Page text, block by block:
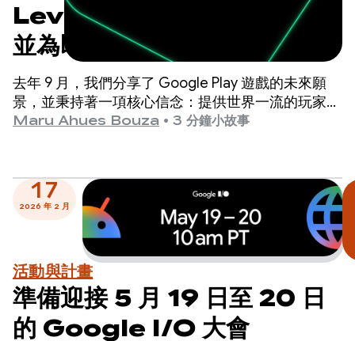
Level Up：測試 Sidekick
並為即將到來的計畫里程碑做
好準備
去年 9 月，我們分享了 Google Play 遊戲的未來願
景，並秉持著一項核心信念：提供世界一流的玩家體
驗，是推動遊戲成功的最佳方式。
Maru Ahues Bouza • 3 分鐘小故事
17
2026 年 2 月
活動與計畫
準備迎接 5 月 19 日至 20 日
的 Google I/O 大會